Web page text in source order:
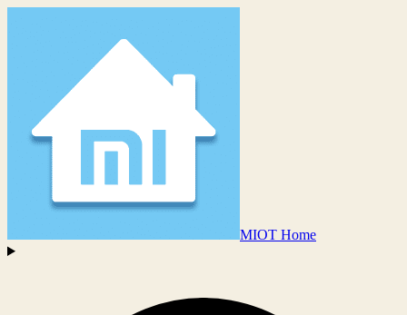
MIOT Home